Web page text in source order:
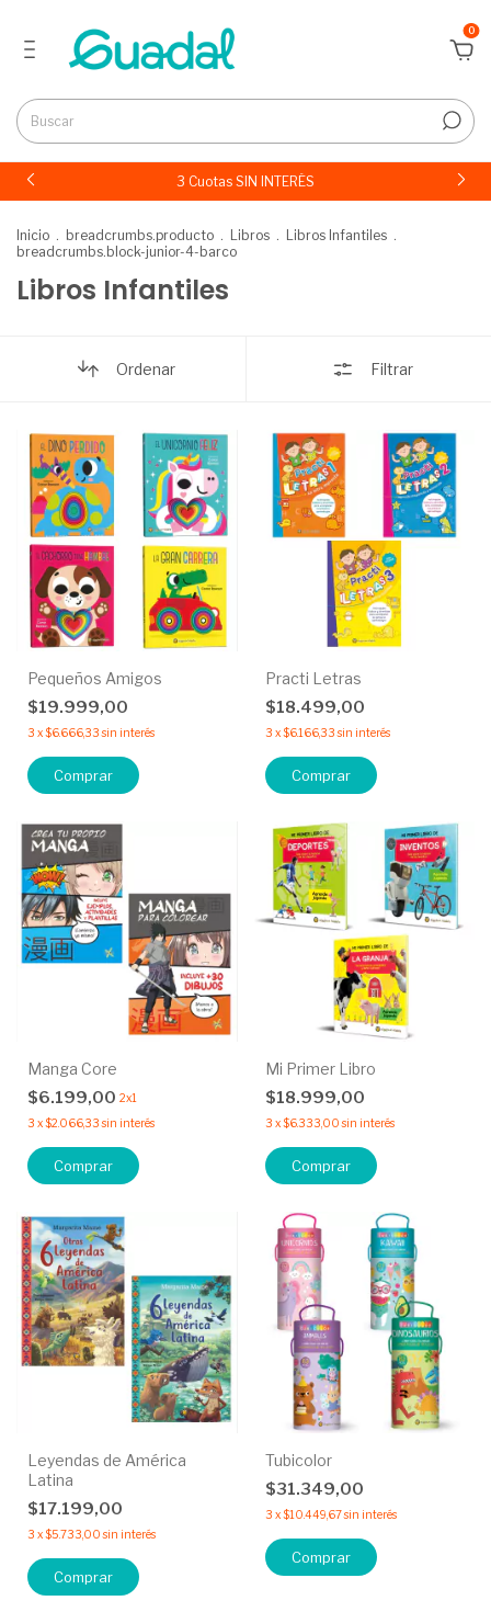
0
3 Cuotas SIN INTERÉS
Inicio . breadcrumbs.producto . Libros . Libros Infantiles .
breadcrumbs.block-junior-4-barco
Libros Infantiles
Ordenar Filtrar
Pequeños Amigos
$19.999,00
3 x$6.666,33 sin interés
Comprar
Practi Letras
$18.499,00
3 x$6.166,33 sin interés
Comprar
Manga Core
$6.199,00 2x1
3 x$2.066,33 sin interés
Comprar
Mi Primer Libro
$18.999,00
3 x$6.333,00 sin interés
Comprar
Leyendas de América
Latina
$17.199,00
3 x$5.733,00 sin interés
Comprar
Tubicolor
$31.349,00
3 x$10.449,67sin interés
Comprar